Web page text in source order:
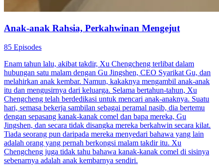
Anak-anak Rahsia, Perkahwinan Mengejut
85 Episodes
Enam tahun lalu, akibat takdir, Xu Chengcheng terlibat dalam
hubungan satu malam dengan Gu Jingshen, CEO Syarikat Gu, dan
melahirkan anak kembar. Namun, kakaknya mengambil anak-anak
itu dan mengusirnya dari keluarga. Selama bertahun-tahun, Xu
Chengcheng telah berdedikasi untuk mencari anak-anaknya. Suatu
hari, semasa bekerja sambilan sebagai peramal nasib, dia bertemu
dengan sepasang kanak-kanak comel dan bapa mereka, Gu
Jingshen, dan secara tidak disangka mereka berkahwin secara kilat.
Tiada seorang pun daripada mereka menyedari bahawa yang lain
adalah orang yang pernah berkongsi malam takdir itu. Xu
Chengcheng juga tidak tahu bahawa kanak-kanak comel di sisinya
sebenarnya adalah anak kembarnya sendiri.